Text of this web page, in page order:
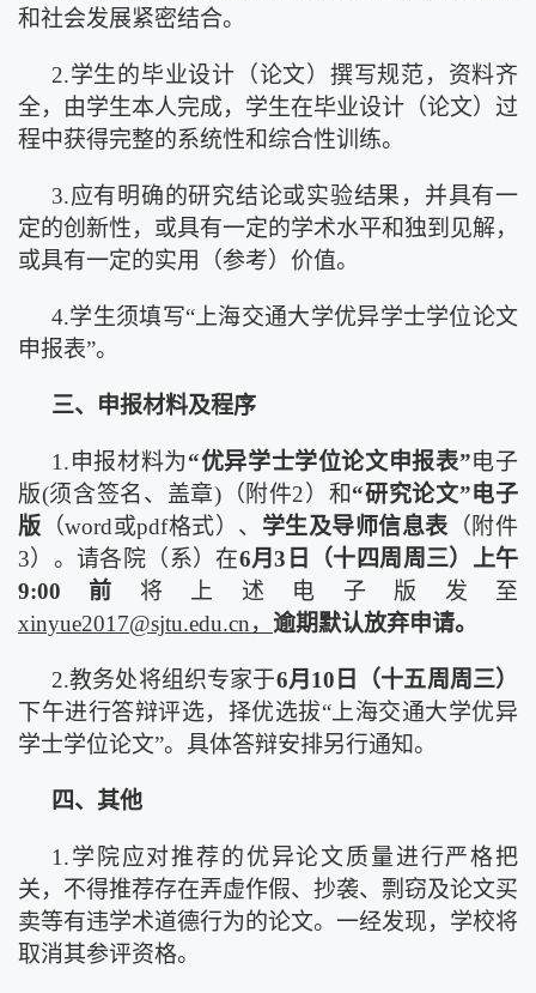
和社会发展紧密结合。
2.学生的毕业设计（论文）撰写规范，资料齐
全，由学生本人完成，学生在毕业设计（论文）过
程中获得完整的系统性和综合性训练。
3.应有明确的研究结论或实验结果，并具有一
定的创新性，或具有一定的学术水平和独到见解，
或具有一定的实用（参考）价值。
4.学生须填写“上海交通大学优异学士学位论文
申报表”。
三、申报材料及程序
1.申报材料为“优异学士学位论文申报表”电子
版(须含签名、盖章)（附件2）和“研究论文”电子
版 （word或pdf格式）、 学生及导师信息表 （附件
3）。请各院（系）在6月3 日（十 四周周三）上午
9:00前 将上述电子版发至
xinyue2017@sjtu.edu.cn， 逾期默认放弃申请。
2.教务处将组织专家于6月10 日（十五周周三）
下午进行答辩评选，择优选拔“上海交通大学优异
学士学位论文”。具体答辩安排另行通知。
四、其他
1.学院应对推荐的优异论文质量进行严格把
关，不得推荐存在弄虚作假、抄袭、剽窃及论文买
卖等有违学术道德行为的论文。一经发现，学校将
取消其参评资格。